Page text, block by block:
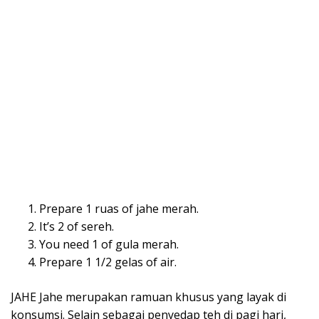
Prepare 1 ruas of jahe merah.
It’s 2 of sereh.
You need 1 of gula merah.
Prepare 1 1/2 gelas of air.
JAHE Jahe merupakan ramuan khusus yang layak di
konsumsi. Selain sebagai penyedap teh di pagi hari,